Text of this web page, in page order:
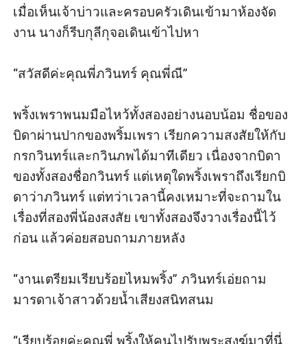
เมื่อเห็นเจ้าบ่าวและครอบครัวเดินเข้ามาห้องจัด
งาน นางก็รีบกุลีกุจอเดินเข้าไปหา
“สวัสดีค่ะคุณพี่ภวินทร์ คุณพี่ณี”
พริ้งเพราพนมมือไหว้ทั้งสองอย่างนอบน้อม ชื่อของ
บิดาผ่านปากของพริ้มเพรา เรียกความสงสัยให้กับ
กรกวินทร์และกวินภพได้มาทีเดียว เนื่องจากบิดา
ของทั้งสองชื่อกวินทร์ แต่เหตุใดพริ้งเพราถึงเรียกบิ
ดาว่าภวินทร์ แต่ทว่าเวลานี้คงเหมาะที่จะถามใน
เรื่องที่สองพี่น้องสงสัย เขาทั้งสองจึงวางเรื่องนี้ไว้
ก่อน แล้วค่อยสอบถามภายหลัง
“งานเตรียมเรียบร้อยไหมพริ้ง” ภวินทร์เอ่ยถาม
มารดาเจ้าสาวด้วยน้ำเสียงสนิทสนม
“เรียบร้อยค่ะคุณพี่ พริ้งให้คนไปรับพระสงฆ์มาที่นี่